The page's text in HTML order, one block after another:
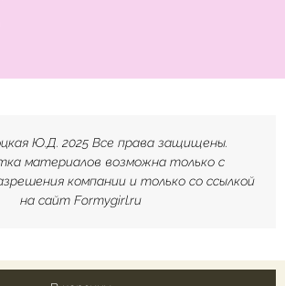
Ю.Д. 2025 Все права защищены.
материалов возможна только с
компании и только со ссылкой
на сайт Formygirl.ru